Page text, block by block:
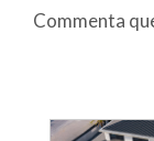
Commenta